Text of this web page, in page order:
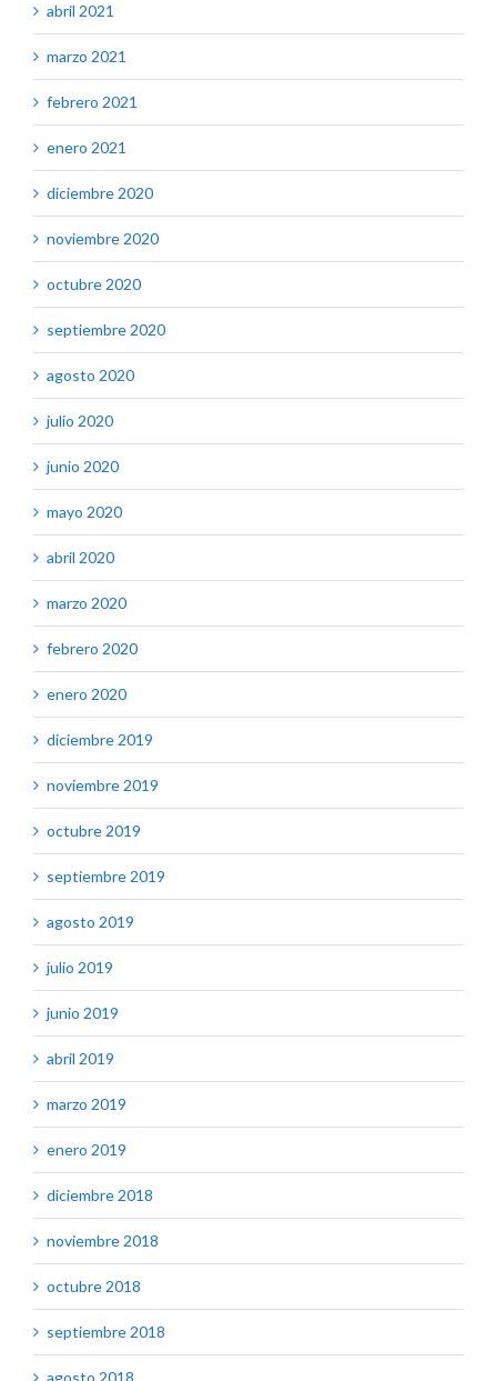
abril 2021
marzo 2021
febrero 2021
enero 2021
diciembre 2020
noviembre 2020
octubre 2020
septiembre 2020
agosto 2020
julio 2020
junio 2020
mayo 2020
abril 2020
marzo 2020
febrero 2020
enero 2020
diciembre 2019
noviembre 2019
octubre 2019
septiembre 2019
agosto 2019
julio 2019
junio 2019
abril 2019
marzo 2019
enero 2019
diciembre 2018
noviembre 2018
octubre 2018
septiembre 2018
agosto 2018